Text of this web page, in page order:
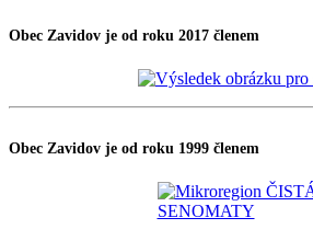
Obec Zavidov je od roku 2017 členem
Obec Zavidov je od roku 1999 členem